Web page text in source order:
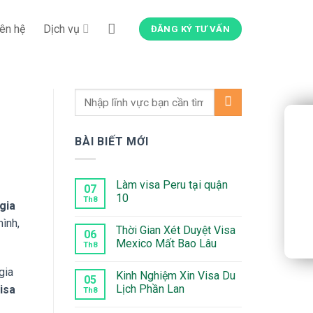
hệ Dịch vụ ĐĂNG KÝ TƯ VẤN
BÀI BIẾT MỚI
07
Th8
Làm visa Peru tại quận
10
bình
luận
ở
Peru
tại
quận
06
Th8
Thời Gian Xét Duyệt Visa
Mexico Mất Bao Lâu
bình
luận
ở
05
Th8
Kinh Nghiệm Xin Visa Du
Lịch Phần Lan